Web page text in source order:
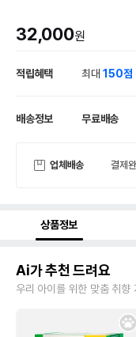
32,000원
적립혜택 최대150점
배송정보 무료배송
업체배송 결제
상품정보
Ai가 추천 드려요
우리 아이를 위한 맞춤 취향